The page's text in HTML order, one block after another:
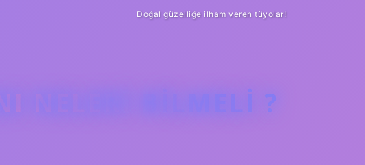
Doğal güzelliğe ilham veren tüyolar!
NELERI BILMELI ?